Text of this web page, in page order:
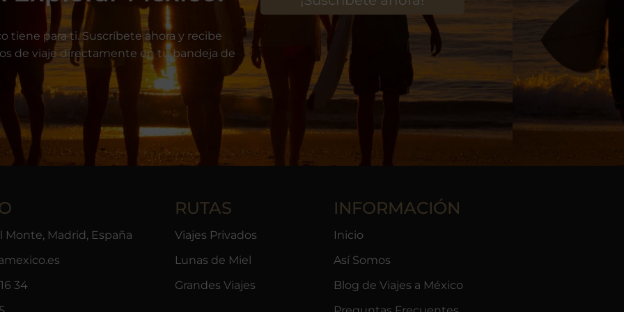
tiene para ti. Suscríbete ahora y recibe
de viaje directamente en tu bandeja de
Monte, Madrid, España
34
RUTAS
Viajes Privados
Lunas de Miel
Grandes Viajes
INFORMACIÓN
Inicio
Así Somos
Blog de Viajes a México